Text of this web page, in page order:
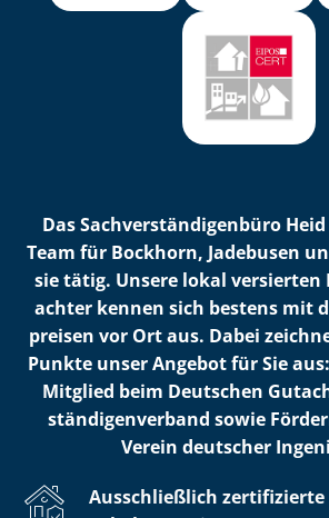
Das Sach­ver­stän­di­gen­bü­ro
Team für Bockhorn, Jadebusen
sie tätig. Unsere lokal
ach­ter kennen sich bestens mit
prei­sen vor Ort aus. Dabei
Punkte unser Angebot für Sie
Mitglied beim Deutschen
stän­di­gen­ver­band sowie
Verein deutscher
Ausschließlich